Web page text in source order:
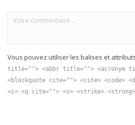
Vous pouvez utiliser les balises et attributs
title=""> <abbr title=""> <acronym
<blockquote cite=""> <cite> <code>
<i> <q cite=""> <s> <strike> <strong>